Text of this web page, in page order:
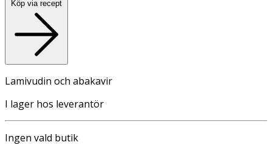
Köp via recept
Lamivudin och abakavir
I lager hos leverantör
Ingen vald butik